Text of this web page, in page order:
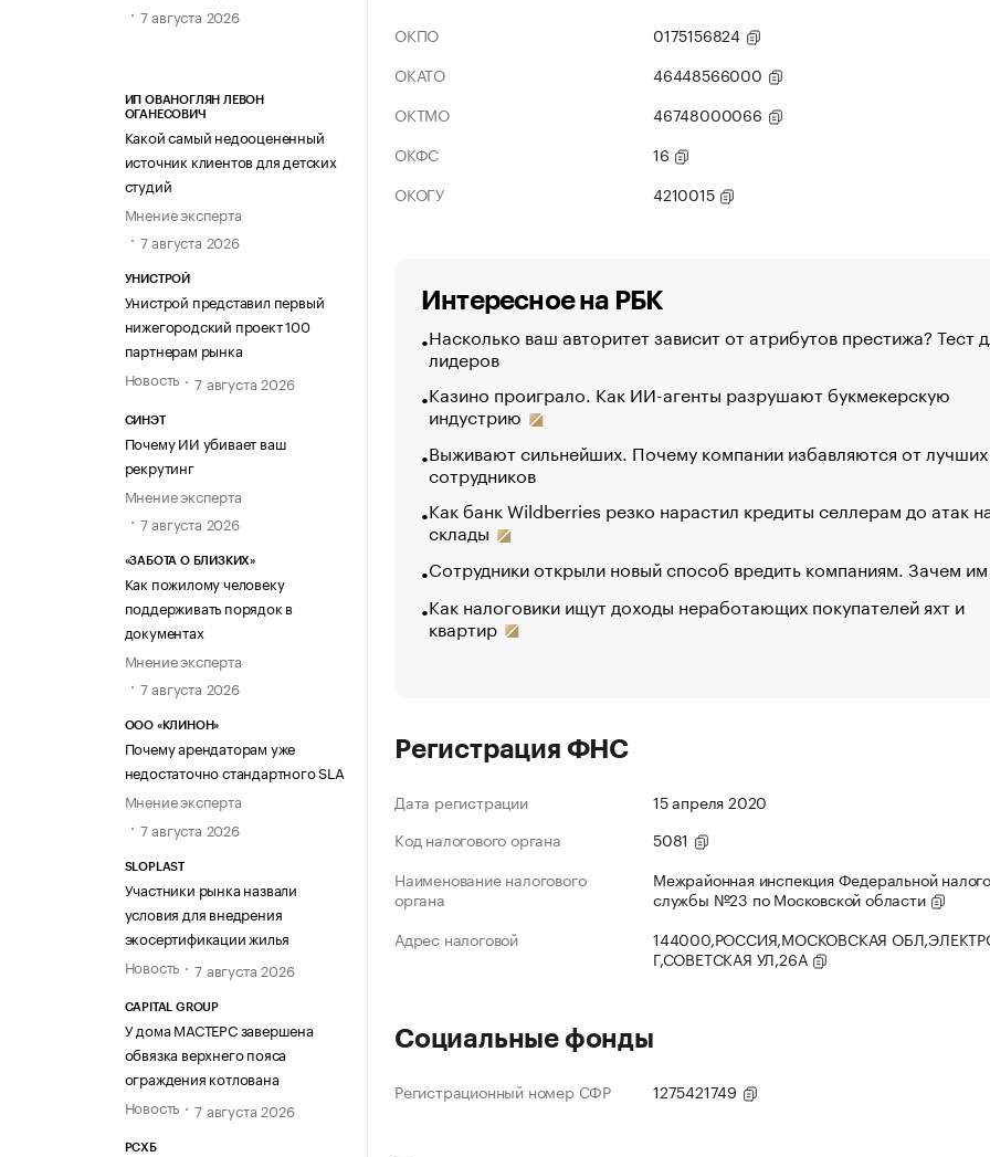
7 августа 2026
ИП ОВАНОГЛЯН ЛЕВОН
ОГАНЕСОВИЧ
Какой самый недооцененный
источник клиентов для детских
студий
Мнение эксперта
7 августа 2026
УНИСТРОЙ
Унистрой представил первый
нижегородский проект 100
партнерам рынка
Новость
7 августа 2026
СИНЭТ
Почему ИИ убивает ваш
рекрутинг
Мнение эксперта
7 августа 2026
«ЗАБОТА О БЛИЗКИХ»
Как пожилому человеку
поддерживать порядок в
документах
Мнение эксперта
7 августа 2026
ООО «КЛИНОН»
Почему арендаторам уже
недостаточно стандартного SLA
Мнение эксперта
7 августа 2026
SLOPLAST
Участники рынка назвали
условия для внедрения
экосертификации жилья
Новость
7 августа 2026
CAPITAL GROUP
У дома МАСТЕРС завершена
обвязка верхнего пояса
ограждения котлована
Новость
7 августа 2026
РСХБ
ОКПО
0175156824
ОКАТО
46448566000
ОКТМО
46748000066
ОКФС
16
ОКОГУ
4210015
Интересное на РБК
Насколько ваш авторитет зависит от атрибутов престижа? Тест
лидеров
Казино проиграло. Как ИИ-агенты разрушают букмекерскую
индустрию
Выживают сильнейших. Почему компании избавляются от лучших
сотрудников
Как банк Wildberries резко нарастил кредиты селлерам до атак
склады
Сотрудники открыли новый способ вредить компаниям. Зачем
Как налоговики ищут доходы неработающих покупателей яхт и
квартир
Регистрация ФНС
Дата регистрации
15 апреля 2020
Код налогового органа
5081
Наименование налогового
органа
Межрайонная инспекция Федеральной
службы №23 по Московской области
Адрес налоговой
144000,РОССИЯ,МОСКОВСКАЯ
Г,СОВЕТСКАЯ УЛ,26А
Социальные фонды
Регистрационный номер СФР 1275421749